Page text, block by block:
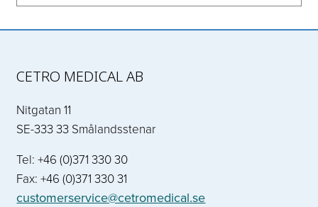
CETRO MEDICAL AB
Nitgatan 11
SE-333 33 Smålandsstenar
Tel: +46 (0)371 330 30
Fax: +46 (0)371 330 31
customerservice@cetromedical.se